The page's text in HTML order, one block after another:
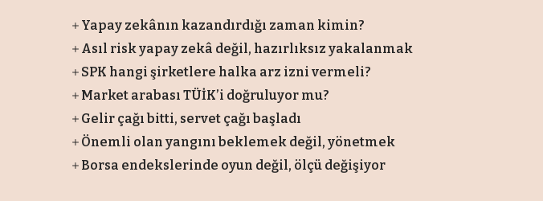
Yapay zekânın kazandırdığı zaman kimin?
Asıl risk yapay zekâ değil, hazırlıksız yakalanmak
SPK hangi şirketlere halka arz izni vermeli?
Market arabası TÜİK’i doğruluyor mu?
Gelir çağı bitti, servet çağı başladı
Önemli olan yangını beklemek değil, yönetmek
Borsa endekslerinde oyun değil, ölçü değişiyor